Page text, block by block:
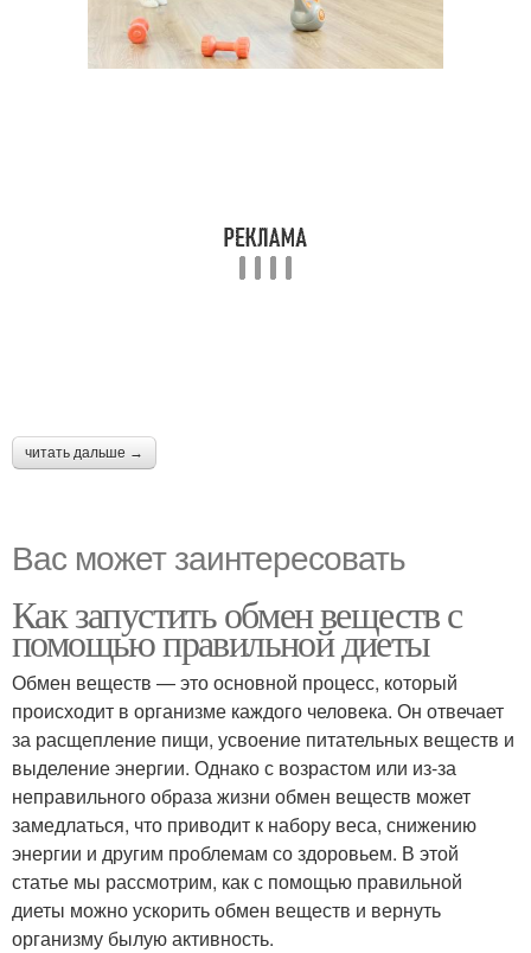
читать дальше →
Вас может заинтересовать
Как запустить обмен веществ с
помощью правильной диеты
Обмен веществ — это основной процесс, который
происходит в организме каждого человека. Он отвечает
за расщепление пищи, усвоение питательных веществ и
выделение энергии. Однако с возрастом или из-за
неправильного образа жизни обмен веществ может
замедлаться, что приводит к набору веса, снижению
энергии и другим проблемам со здоровьем. В этой
статье мы рассмотрим, как с помощью правильной
диеты можно ускорить обмен веществ и вернуть
организму былую активность.